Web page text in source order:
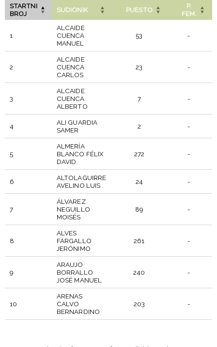
STARTNI
BROJ
SUDIONIK PUESTO
P.
FEM.
1
ALCAIDE
CUENCA
MANUEL
53 -
2
ALCAIDE
CUENCA
CARLOS
23 -
3
ALCAIDE
CUENCA
ALBERTO
7 -
4
ALI GUARDIA
SAMER
2 -
5
ALMERÍA
BLANCO FÉLIX
DAVID
272 -
6
ALTOLAGUIRRE
AVELINO LUIS
24 -
7
ÁLVAREZ
NEGUILLO
MOISÉS
89 -
8
ALVES
FARGALLO
JERÓNIMO
261 -
9
ARAUJO
BORRALLO
JOSÉ MANUEL
240 -
10
ARENAS
CALVO
BERNARDINO
203 -